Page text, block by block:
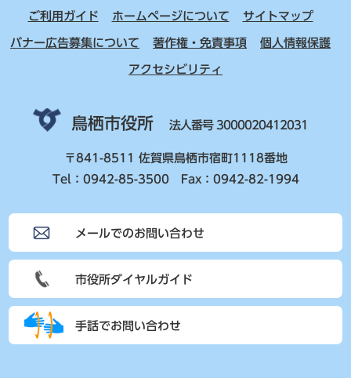
ご利用ガイド ホームページについて サイトマップ
バナー広告募集について 著作権・免責事項 個人情報保護
アクセシビリティ
鳥栖市役所 法人番号 3000020412031
〒841-8511 佐賀県鳥栖市宿町1118番地
Tel：0942-85-3500 Fax：0942-82-1994
メールでのお問い合わせ
市役所ダイヤルガイド
手話でお問い合わせ